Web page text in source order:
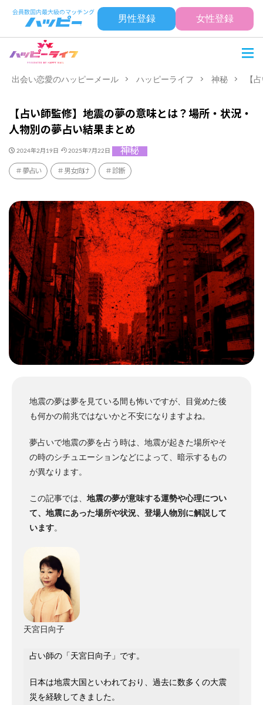
男性登録 女性登録
出会い恋愛のハッピーメール ハッピーライフ 神秘 【
【占い師監修】地震の夢の意味とは？場所・状況・
人物別の夢占い結果まとめ
2024年2月19日 2025年7月22日 神秘
夢占い 男女向け 診断
地震の夢は夢を見ている間も怖いですが、目覚めた後
も何かの前兆ではないかと不安になりますよね。
夢占いで地震の夢を占う時は、地震が起きた場所やそ
の時のシチュエーションなどによって、暗示するもの
が異なります。
この記事では、 地震の夢が意味する運勢や心理につい
て、地震にあった場所や状況、登場人物別に解説して
います。
天宮日向子
占い師の「天宮日向子」です。
日本は地震大国といわれており、過去に数多くの大震
災を経験してきました。